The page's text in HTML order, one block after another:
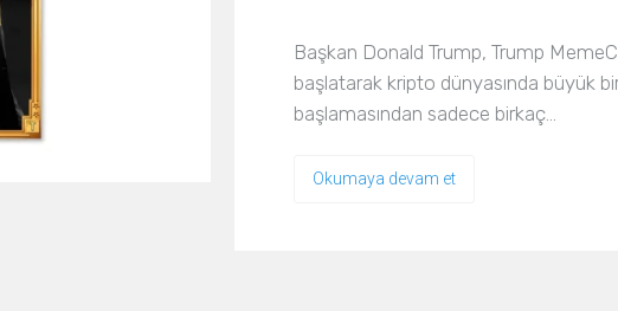
Başkan Donald Trump, Trump
başlatarak kripto dünyasında büyük
başlamasından sadece birkaç…
Okumaya devam et